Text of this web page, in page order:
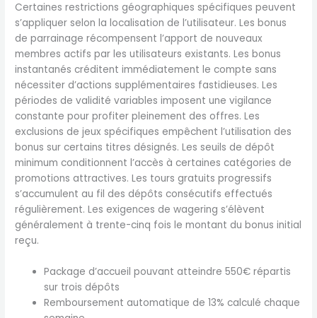
Certaines restrictions géographiques spécifiques peuvent
s’appliquer selon la localisation de l’utilisateur. Les bonus
de parrainage récompensent l’apport de nouveaux
membres actifs par les utilisateurs existants. Les bonus
instantanés créditent immédiatement le compte sans
nécessiter d’actions supplémentaires fastidieuses. Les
périodes de validité variables imposent une vigilance
constante pour profiter pleinement des offres. Les
exclusions de jeux spécifiques empêchent l’utilisation des
bonus sur certains titres désignés. Les seuils de dépôt
minimum conditionnent l’accès à certaines catégories de
promotions attractives. Les tours gratuits progressifs
s’accumulent au fil des dépôts consécutifs effectués
régulièrement. Les exigences de wagering s’élèvent
généralement à trente-cinq fois le montant du bonus initial
reçu.
Package d’accueil pouvant atteindre 550€ répartis
sur trois dépôts
Remboursement automatique de 13% calculé chaque